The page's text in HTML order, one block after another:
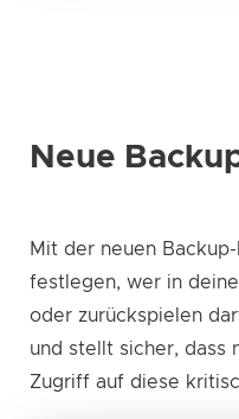
Neue
Mit der neuen
festlegen, wer in
oder zurückspielen
und stellt sicher, dass
Zugriff auf diese